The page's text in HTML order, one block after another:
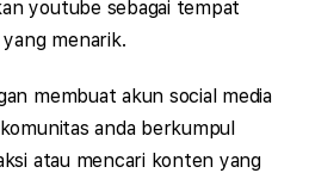
youtube sebagai tempat
menarik.
membuat akun social media
anda berkumpul
atau mencari konten yang